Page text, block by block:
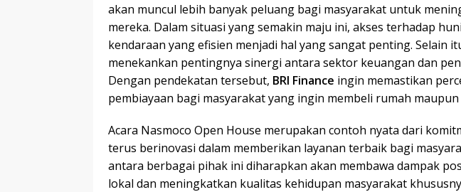
akan muncul lebih banyak peluang bagi masyarakat untuk
mereka. Dalam situasi yang semakin maju ini, akses terhadap
kendaraan yang efisien menjadi hal yang sangat penting. Selain
menekankan pentingnya sinergi antara sektor keuangan dan
Dengan pendekatan tersebut, BRI Finance ingin memastikan
pembiayaan bagi masyarakat yang ingin membeli rumah
Acara Nasmoco Open House merupakan contoh nyata dari
terus berinovasi dalam memberikan layanan terbaik bagi
antara berbagai pihak ini diharapkan akan membawa dampak
lokal dan meningkatkan kualitas kehidupan masyarakat